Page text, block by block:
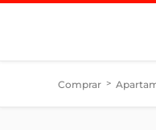
Comprar >